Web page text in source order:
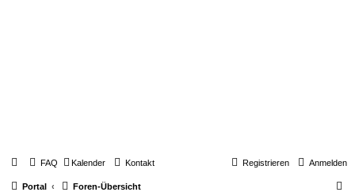
FAQ Kalender Kontakt Anmelden
Registrieren
Portal Foren-Übersicht